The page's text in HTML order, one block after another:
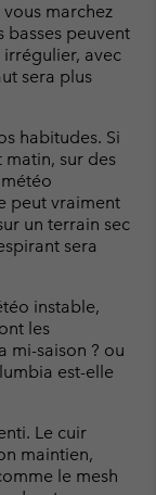
marchez
basses peuvent
irrégulier, avec
sera plus
habitudes. Si
sur des
peut vraiment
un terrain sec
sera
instable,
les
mi-saison ? ou
est-elle
Le cuir
maintien,
le mesh